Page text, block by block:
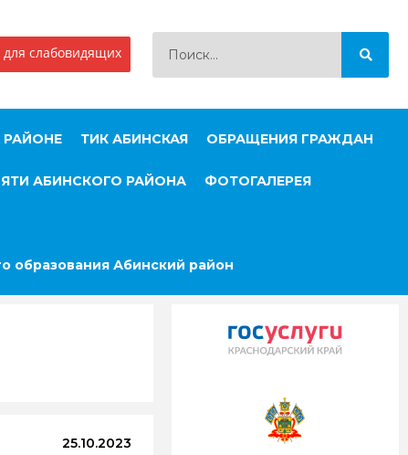
слабовидящих
РАЙОНЕ ТИК АБИНСКАЯ ОБРАЩЕНИЯ ГРАЖДАН
АБИНСКОГО РАЙОНА ФОТОГАЛЕРЕЯ
образования Абинский район
25.10.2023